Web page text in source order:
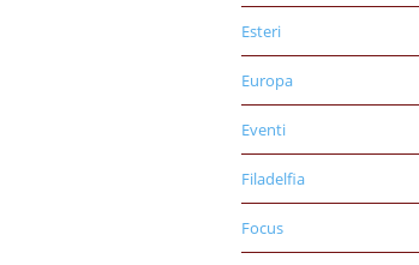
Esteri
Europa
Eventi
Filadelfia
Focus